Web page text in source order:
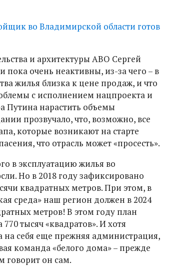
во Владимирской области готов
и архитектуры АВО Сергей
пока очень неактивны, из-за чего – в
жилья близка к цене продаж, и что
с исполнением нацпроекта и
Путина нарастить объемы
прозвучало, что, возможно, все
которые возникают на старте
что отрасль может «просесть».
в эксплуатацию жилья во
Но в 2018 году зафиксировано
квадратных метров. При этом, в
среда» наш регион должен в 2024
метров! В этом году план
тысяч «квадратов». И хотя
на себя еще прежняя администрация,
команда «белого дома» – прежде
говорит он сам.